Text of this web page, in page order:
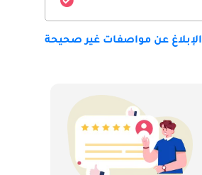
الإبلاغ عن مواصفات غير صحيحة